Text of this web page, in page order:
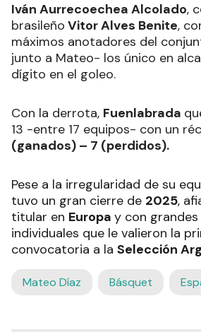
Iván Aurrecoechea Alcolado,
brasileño Vitor Alves Benite,
máximos anotadores del
junto a Mateo- los único en
dígito en el goleo.
Con la derrota, Fuenlabrada
13 -entre 17 equipos- con un
(ganados) – 7 (perdidos).
Pese a la irregularidad de su
tuvo un gran cierre de 2025,
titular en Europa y con
individuales que le valieron la
convocatoria a la Selección
Mateo Díaz Básquet